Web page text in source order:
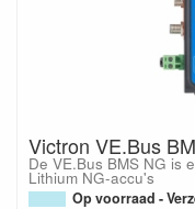
Victron VE.Bus
De VE.Bus BMS NG is
Lithium NG-accu's
Op voorraad -